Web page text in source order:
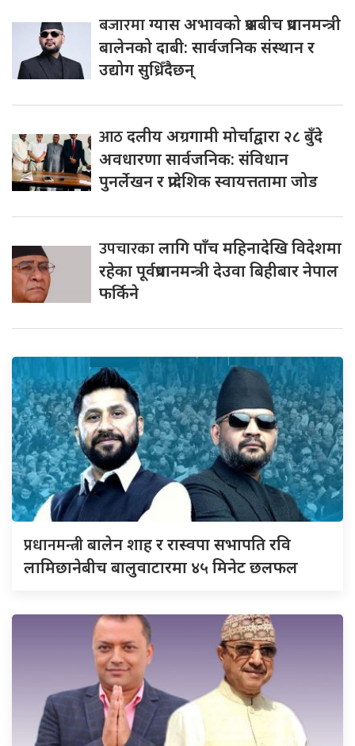
बजारमाग्यास अभावको प्रश्नबीच प्रधानमन्त्री
बालेनको दाबी: सार्वजनिक संस्थान र
उद्योग सुध्रिँदैछन्
आठदलीय अग्रगामी मोर्चाद्वारा २८ बुँदे
अवधारणा सार्वजनिक: संविधान
पुनर्लेखन र प्रादेशिक स्वायत्ततामा जोड
उपचारकालागि पाँच महिनादेखि विदेशमा
रहेका पूर्वप्रधानमन्त्री देउवा बिहीबार नेपाल
फर्किने
प्रधानमन्त्रीबालेन शाह र रास्वपा सभापति रवि
लामिछानेबीच बालुवाटारमा ४५ मिनेट छलफल